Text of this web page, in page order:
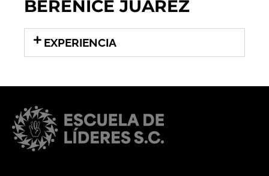
BERENICE JUAREZ
EXPERIENCIA